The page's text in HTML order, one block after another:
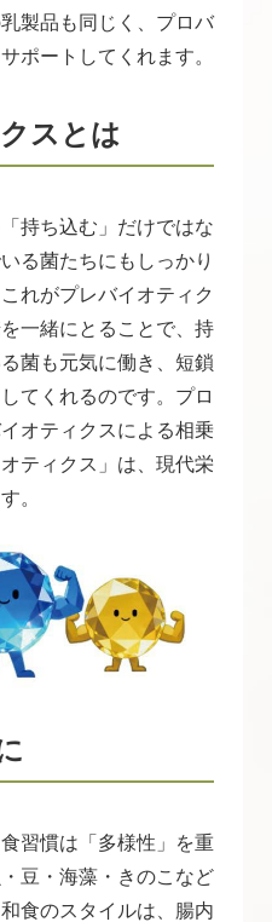
製品も同じく、プロバ
ポートしてくれます。
スとは
持ち込む」だけではな
る菌たちにもしっかり
れがプレバイオティク
一緒にとることで、持
菌も元気に働き、短鎖
てくれるのです。プロ
オティクスによる相乗
ティクス」は、現代栄
。
習慣は「多様性」を重
豆・海藻・きのこなど
食のスタイルは、腸内